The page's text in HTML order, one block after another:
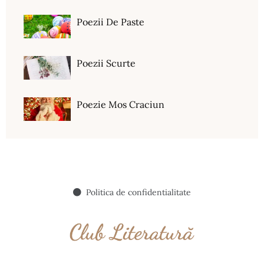
Poezii De Paste
Poezii Scurte
Poezie Mos Craciun
Politica de confidentialitate